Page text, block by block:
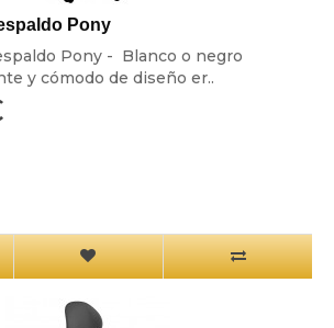
Pony
Pony - Blanco o negro
y cómodo de diseño er..